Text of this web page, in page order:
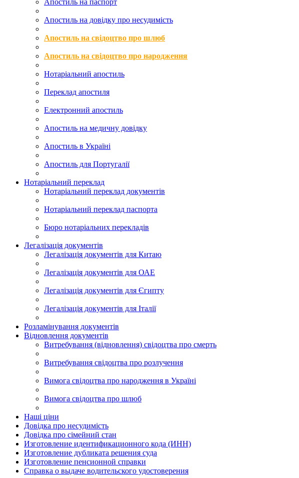
Апостиль на паспорт
Апостиль на довідку про несудимість
Апостиль на свідоцтво про шлюб
Апостиль на свідоцтво про народження
Нотаріальний апостиль
Переклад апостиля
Електронний апостиль
Апостиль на медичну довідку
Апостиль в Україні
Апостиль для Португалії
Нотаріальний переклад
Нотаріальний переклад документів
Нотаріальний переклад паспорта
Бюро нотаріальних перекладів
Легалізація документів
Легалізація документів для Китаю
Легалізація документів для ОАЕ
Легалізація документів для Єгипту
Легалізація документів для Італії
Розламінування документів
Відновлення документів
Витребування (відновлення) свідоцтва про смерть
Витребування свідоцтва про розлучення
Вимога свідоцтва про народження в Україні
Вимога свідоцтва про шлюб
Наші ціни
Довідка про несудимість
Довідка про сімейний стан
Изготовление идентификационного кода (ИНН)
Изготовление дубликата решения суда
Изготовление пенсионной справки
Справка о выдаче водительского удостоверения